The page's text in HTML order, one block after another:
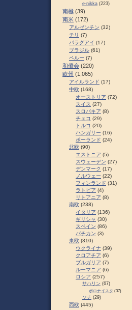
e-nikka (223)
南極 (39)
南米 (172)
アルゼンチン (32)
チリ (7)
パラグアイ (17)
ブラジル (61)
ペルー (7)
和僑会 (220)
欧州 (1,065)
アイルランド (17)
中欧 (168)
オーストリア (72)
スイス (27)
スロパキア (8)
チェコ (29)
トルコ (20)
ハンガリー (16)
ポーランド (24)
北欧 (90)
エストニア (5)
スウェーデン (27)
デンマーク (17)
ノルウェー (22)
フィンランド (31)
ラトビア (4)
リトアニア (8)
南欧 (238)
イタリア (136)
ギリシャ (30)
スペイン (86)
バチカン (3)
東欧 (310)
ウクライナ (39)
クロアチア (6)
ブルガリア (7)
ルーマニア (6)
ロシア (257)
サハリン (67)
ポロナイスク (37)
ソチ (29)
西欧 (445)